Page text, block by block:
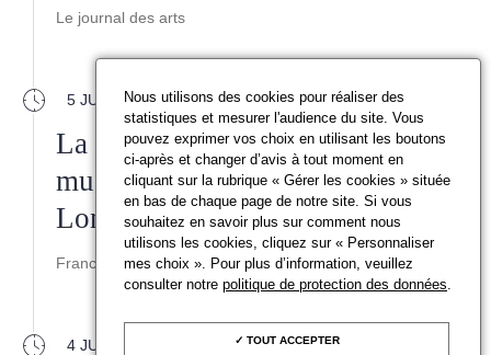
Le journal des arts
5 JUILLET 2022
La mode africaine à l'honneur au
musée Victoria and Albert de
Londres
France 24
4 JUILLET 2022
Nous utilisons des cookies pour réaliser des
statistiques et mesurer l'audience du site. Vous
pouvez exprimer vos choix en utilisant les boutons
ci-après et changer d’avis à tout moment en
cliquant sur la rubrique « Gérer les cookies » située
en bas de chaque page de notre site. Si vous
souhaitez en savoir plus sur comment nous
utilisons les cookies, cliquez sur « Personnaliser
mes choix ». Pour plus d’information, veuillez
consulter notrepolitique de protection des données
TOUT ACCEPTER